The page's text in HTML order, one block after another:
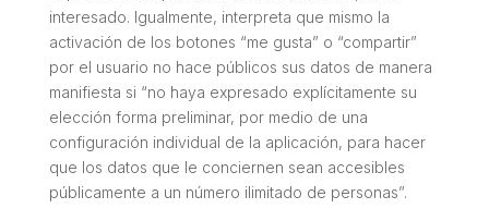
interesado. Igualmente, interpreta que mismo la
activación de los botones “me gusta” o “compartir”
por el usuario no hace públicos sus datos de manera
manifiesta si “no haya expresado explícitamente su
elección forma preliminar, por medio de una
configuración individual de la aplicación, para hacer
que los datos que le conciernen sean accesibles
públicamente a un número ilimitado de personas”.